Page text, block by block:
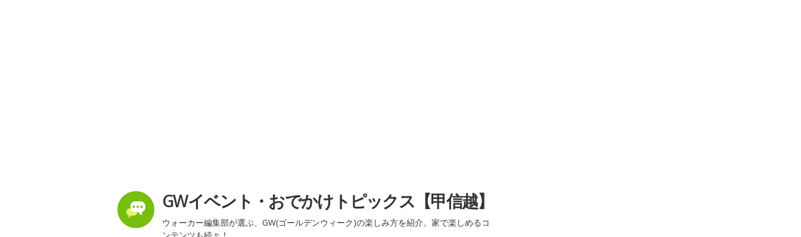
GWイベント・おでかけトピックス【甲信越】
ウォーカー編集部が選ぶ、GW(ゴールデンウィーク)の楽しみ方を紹介。家で楽しめるコ